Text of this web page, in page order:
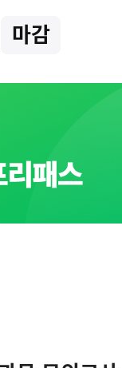
마감